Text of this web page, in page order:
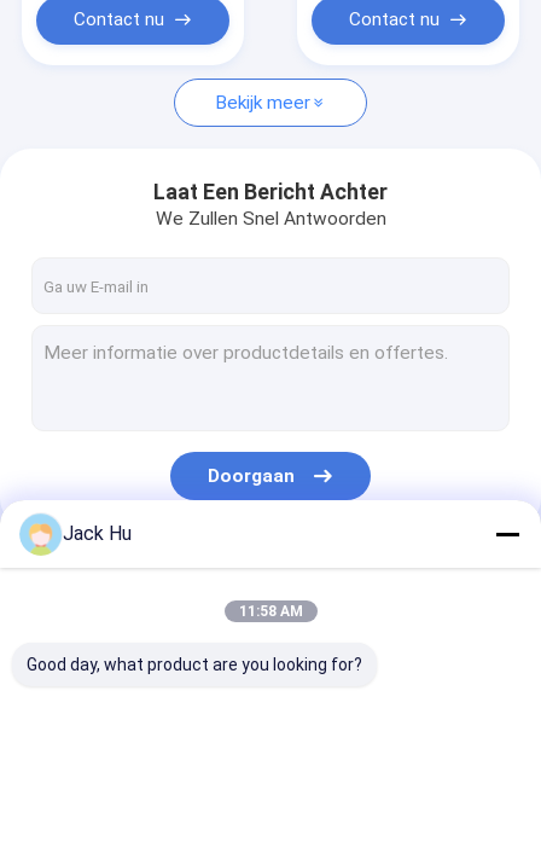
Verzoek om een Citaat
De Bus van de luchthavenschort
Gemotoriseerde Passagierstreden
Luchthaven Ambulift
Toiletservicewagen
De Bus van de luchthavenpassagier
Contact nu Contact nu
Bekijk meer
Laat Een Bericht Achter
We Zullen Snel Antwoorden
Doorgaan
Onze Categorieën
Jack Hu
11:58 AM
Good day, what product are you looking for?